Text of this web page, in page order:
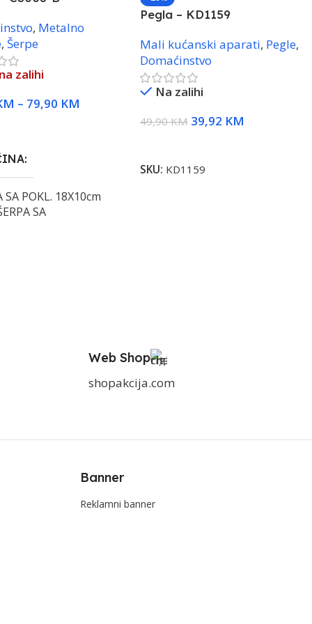
, Metalno
, Šerpe
zalihi
– 79,90 KM
SA POKL. 18X10cm
SA
Pegla – KD1159
Mali kućanski aparati, Pegle,
Domaćinstvo
Na zalihi
49,90KM 39,92 KM
SKU: KD1159
Web Shop
shopakcija.com
Banner
Reklamni banner